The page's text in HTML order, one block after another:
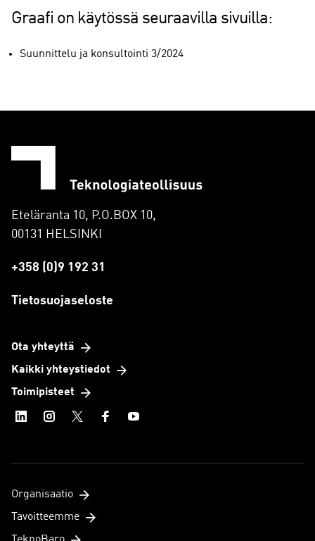
Graafi on käytössä seuraavilla sivuilla:
Suunnittelu ja konsultointi 3/2024
Eteläranta 10, P.O.BOX 10,
00131 HELSINKI
+358 (0)9 192 31
Tietosuojaseloste
Ota yhteyttä
Kaikki yhteystiedot
Toimipisteet
Organisaatio
Tavoitteemme